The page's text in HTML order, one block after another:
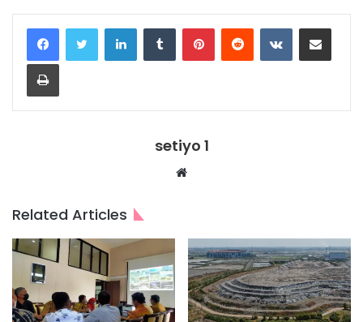
LinkedInTumblr PinterestReddit VKontakteShare via Email
Print
setiyo 1
Website
Related Articles